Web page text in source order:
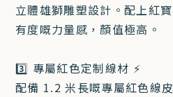
立體雄獅雕塑設計。配上紅
有度嘅力量感，顏值極高。
3️⃣ 專屬紅色定制線材 ⚡
配備 1.2 米長嘅專屬紅色線